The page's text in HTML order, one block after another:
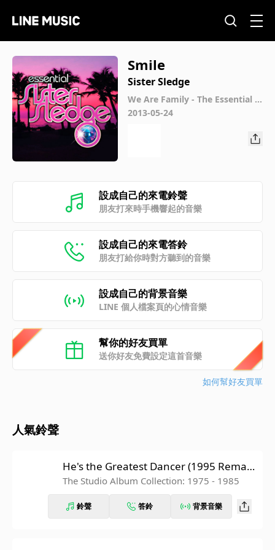
Smile
Sister Sledge
We Are Family - The Essential Si
ster Sledge
2013-05-24
設成自己的來電鈴聲
朋友打來時手機響起的音樂
設成自己的來電答鈴
朋友打給你時對方聽到的音樂
設成自己的背景音樂
LINE 個人檔案頁的心情音樂
幫你的好友買單
送你好友免費設定這首音樂
如何幫好友買單
人氣鈴聲
He's the Greatest Dancer (1995 Remast
er)
The Studio Album Collection: 1975 - 1985
鈴聲 答鈴 背景音樂